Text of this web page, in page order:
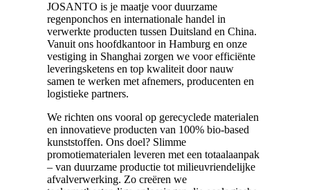
JOSANTO is je maatje voor duurzame
regenponchos en internationale handel in
verwerkte producten tussen Duitsland en China.
Vanuit ons hoofdkantoor in Hamburg en onze
vestiging in Shanghai zorgen we voor efficiënte
leveringsketens en top kwaliteit door nauw
samen te werken met afnemers, producenten en
logistieke partners.
We richten ons vooral op gerecyclede materialen
en innovatieve producten van 100% bio-based
kunststoffen. Ons doel? Slimme
promotiematerialen leveren met een totaalaanpak
– van duurzame productie tot milieuvriendelijke
afvalverwerking. Zo creëren we